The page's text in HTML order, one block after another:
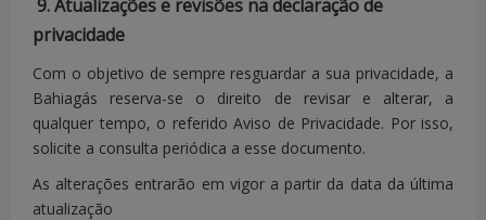
- RAZÃO SOCIAL
FANTASIA
- ENDEREÇO
- CONTRATO
- LOGRADOURO
Bahiagás,
sendo
elaboração
9. Atualizações e revisões na declaração de
privacidade
Com o objetivo de sempre resguardar a sua privacidade, a
Bahiagás reserva-se o direito de revisar e alterar, a
qualquer tempo, o referido Aviso de Privacidade. Por isso,
solicite a consulta periódica a esse documento.
As alterações entrarão em vigor a partir da data da última
atualização